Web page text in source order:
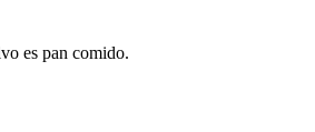
es pan comido.